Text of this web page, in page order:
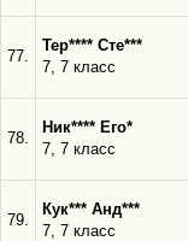
77.
Тер**** Сте***
7, 7 класс
78.
Ник**** Его*
7, 7 класс
79.
Кук*** Анд***
7, 7 класс